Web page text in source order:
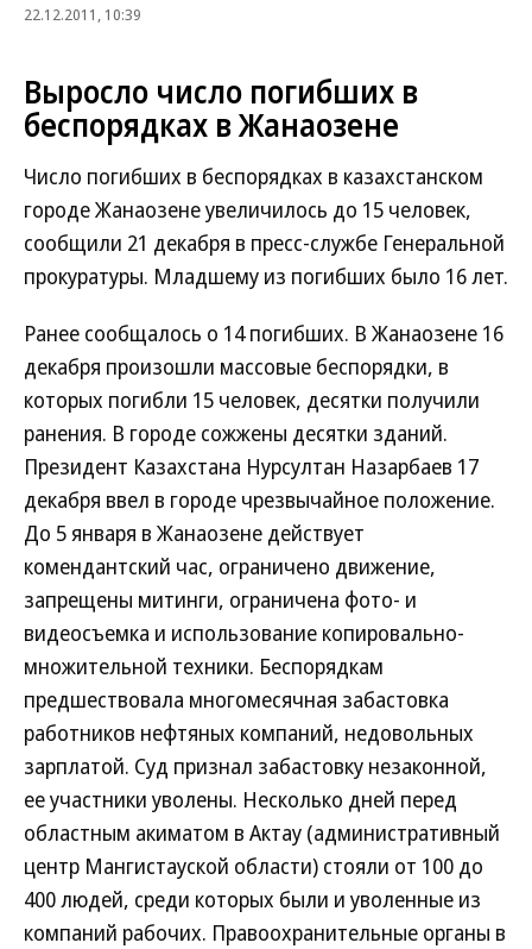
22.12.2011, 10:39
Выросло число погибших в
беспорядках в Жанаозене
Число погибших в беспорядках в казахстанском
городе Жанаозене увеличилось до 15 человек,
сообщили 21 декабря в пресс-службе Генеральной
прокуратуры. Младшему из погибших было 16 лет.
Ранее сообщалось о 14 погибших. В Жанаозене 16
декабря произошли массовые беспорядки, в
которых погибли 15 человек, десятки получили
ранения. В городе сожжены десятки зданий.
Президент Казахстана Нурсултан Назарбаев 17
декабря ввел в городе чрезвычайное положение.
До 5 января в Жанаозене действует
комендантский час, ограничено движение,
запрещены митинги, ограничена фото- и
видеосъемка и использование копировально-
множительной техники. Беспорядкам
предшествовала многомесячная забастовка
работников нефтяных компаний, недовольных
зарплатой. Суд признал забастовку незаконной,
ее участники уволены. Несколько дней перед
областным акиматом в Актау (административный
центр Мангистауской области) стояли от 100 до
400 людей, среди которых были и уволенные из
компаний рабочих. Правоохранительные органы в